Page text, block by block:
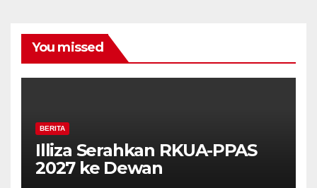
You missed
BERITA
Illiza Serahkan RKUA-PPAS
2027 ke Dewan